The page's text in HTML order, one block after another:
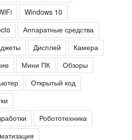
Windows 10
Аппаратные средства
Дисплей
Камера
Мини ПК
Обзоры
Открытый код
Робототехника